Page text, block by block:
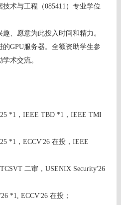
技术与工程（085411）专业学位
、愿意为此投入时间和精力。
GPU服务器。全额资助学生参
术交流。
*1，IEEE TBD *1，IEEE TMI
*1，ECCV'26 在投，IEEE
二审，USENIX Security'26
*1, ECCV'26 在投；